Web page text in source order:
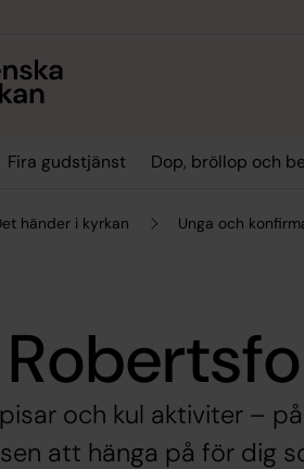
Fira gudstjänst Dop, bröllop och
händer i kyrkan Unga och
och kul aktiviter –
att hänga på för dig